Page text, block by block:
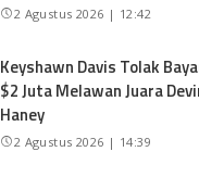
2 Agustus 2026 | 12:42
Keyshawn Davis Tolak
$2 Juta Melawan Juara
Haney
2 Agustus 2026 | 14:39